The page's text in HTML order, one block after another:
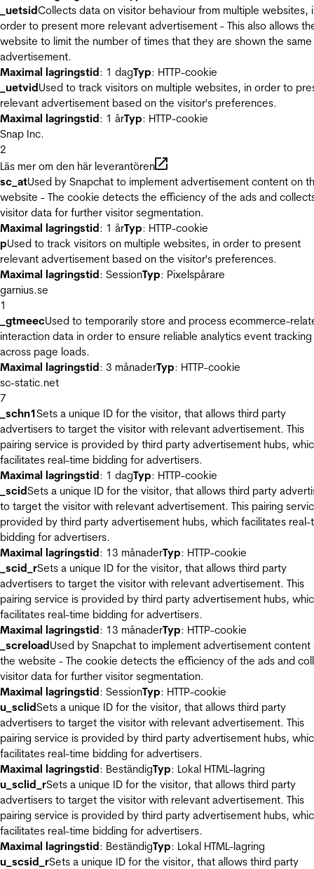
_uetsidCollects data on visitor behaviour from multiple websites,
order to present more relevant advertisement - This also allows
website to limit the number of times that they are shown the same
advertisement.
Maximal lagringstid: 1 dagTyp: HTTP-cookie
_uetvidUsed to track visitors on multiple websites, in order to
relevant advertisement based on the visitor's preferences.
Maximal lagringstid: 1 årTyp: HTTP-cookie
Snap Inc.
2
Läs mer om den här leverantören
sc_atUsed by Snapchat to implement advertisement content on
website - The cookie detects the efficiency of the ads and
visitor data for further visitor segmentation.
Maximal lagringstid: 1 årTyp: HTTP-cookie
pUsed to track visitors on multiple websites, in order to present
relevant advertisement based on the visitor's preferences.
Maximal lagringstid: SessionTyp: Pixelspårare
garnius.se
1
_gtmeecUsed to temporarily store and process ecommerce-
interaction data in order to ensure reliable analytics event tracking
across page loads.
Maximal lagringstid: 3 månaderTyp: HTTP-cookie
sc-static.net
7
_schn1Sets a unique ID for the visitor, that allows third party
advertisers to target the visitor with relevant advertisement. This
pairing service is provided by third party advertisement hubs,
facilitates real-time bidding for advertisers.
Maximal lagringstid: 1 dagTyp: HTTP-cookie
_scidSets a unique ID for the visitor, that allows third party
to target the visitor with relevant advertisement. This pairing
provided by third party advertisement hubs, which facilitates real-
bidding for advertisers.
Maximal lagringstid: 13 månaderTyp: HTTP-cookie
_scid_rSets a unique ID for the visitor, that allows third party
advertisers to target the visitor with relevant advertisement. This
pairing service is provided by third party advertisement hubs,
facilitates real-time bidding for advertisers.
Maximal lagringstid: 13 månaderTyp: HTTP-cookie
_screloadUsed by Snapchat to implement advertisement content
the website - The cookie detects the efficiency of the ads and
visitor data for further visitor segmentation.
Maximal lagringstid: SessionTyp: HTTP-cookie
u_sclidSets a unique ID for the visitor, that allows third party
advertisers to target the visitor with relevant advertisement. This
pairing service is provided by third party advertisement hubs,
facilitates real-time bidding for advertisers.
Maximal lagringstid: BeständigTyp: Lokal HTML-lagring
u_sclid_rSets a unique ID for the visitor, that allows third party
advertisers to target the visitor with relevant advertisement. This
pairing service is provided by third party advertisement hubs,
facilitates real-time bidding for advertisers.
Maximal lagringstid: BeständigTyp: Lokal HTML-lagring
u_scsid_rSets a unique ID for the visitor, that allows third party